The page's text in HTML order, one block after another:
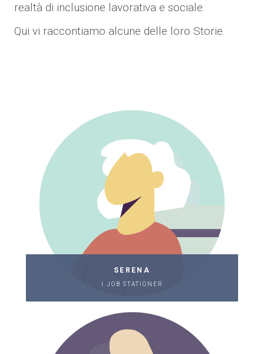
realtà di inclusione lavorativa e sociale.
Qui vi raccontiamo alcune delle loro Storie.
SERENA
I JOB STATIONER